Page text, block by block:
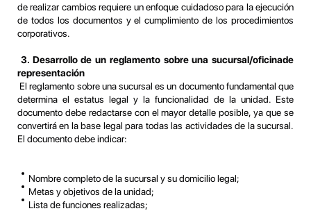
de realizar cambios requiere un enfoque cuidadoso para la ejecución
de todos los documentos y el cumplimiento de los procedimientos
corporativos.
3. Desarrollo de un reglamento sobre una sucursal/oficinade
representación
El reglamento sobre una sucursal es un documento fundamental que
determina el estatus legal y la funcionalidad de la unidad. Este
documento debe redactarse con el mayor detalle posible, ya que se
convertirá en la base legal para todas las actividades de la sucursal.
El documento debe indicar:
Nombre completo de la sucursal y su domicilio legal;
Metas y objetivos de la unidad;
Lista de funciones realizadas;